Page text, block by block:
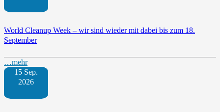
World Cleanup Week – wir sind wieder mit dabei bis zum 18.
September
…mehr
15 Sep.
2026